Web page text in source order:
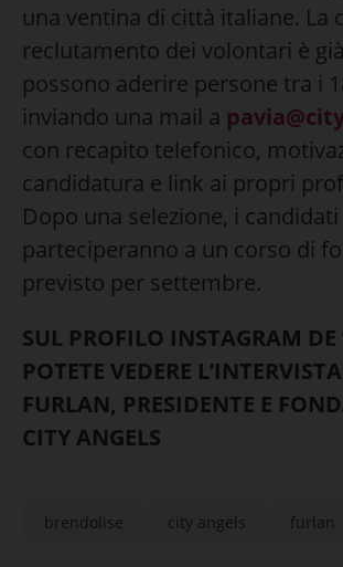
una ventina di città italiane. La
reclutamento dei volontari è
possono aderire persone tra i
inviando una mail a
con recapito telefonico,
candidatura e link ai propri
Dopo una selezione, i candidati
parteciperanno a un corso di
previsto per settembre.
SUL PROFILO INSTAGRAM
POTETE VEDERE
FURLAN, PRESIDENTE E
CITY ANGELS
brendolise city angels furlan